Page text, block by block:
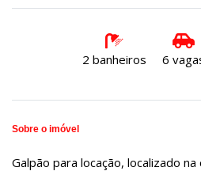
2 banheiros 6
Sobre o imóvel
Galpão para locação, localizado